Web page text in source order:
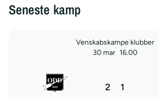
Seneste kamp
Venskabskampe klubber
30 mar 16.00
2 1